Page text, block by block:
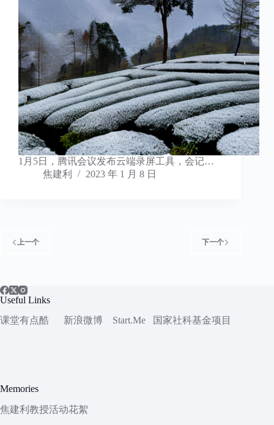
1月5日，腾讯会议发布云端录屏工具，会记…
焦建利
2023 年 1 月 8 日
上一个 下一个
Useful Links
课堂有点酷
新浪微博 Start.Me 国家社科基金项目
Memories
焦建利教授活动花絮